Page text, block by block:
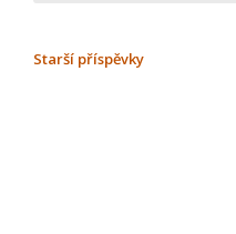
NAVIGACE
Starší příspěvky